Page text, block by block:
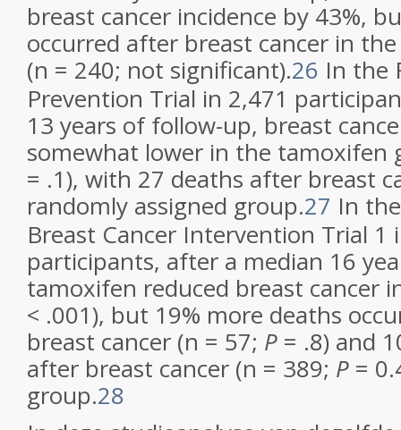
breast cancer incidence by 43%,
occurred after breast cancer in
(n = 240; not significant).26 In the
Prevention Trial in 2,471
13 years of follow-up, breast
somewhat lower in the tamoxifen
= .1), with 27 deaths after breast
randomly assigned group.27 In
Breast Cancer Intervention Trial 1
participants, after a median 16
tamoxifen reduced breast cancer
< .001), but 19% more deaths
breast cancer (n = 57; P = .8) and
after breast cancer (n = 389; P =
group.28